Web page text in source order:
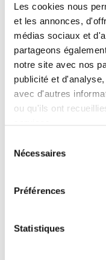
Les cookies nous
et les annonces,
médias sociaux et
partageons
notre site avec nos
publicité et
avec d'autres
ou qu'ils ont
Nécessaires
Préférences
Statistiques
Design ballon de
Contenance : 75 ml
Disponible en
En plastique (PS).
Ne pas réchauffer
À usage unique.
Découvrez aussi